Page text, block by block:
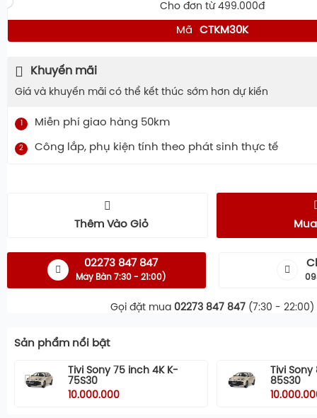
Cho đơn từ 499.000đ
Mã CTKM30K
Khuyến mãi
Giá và khuyến mãi có thể kết thúc sớm hơn dự kiến
1 Miễn phí giao hàng 50km
2 Công lắp, phụ kiện tính theo phát sinh thực tế
Thêm Vào Giỏ
02273 847 847
Máy Bàn 7:30 - 21:00)
Gọi đặt mua 02273 847 847 (7:30 - 22:00)
Sản phẩm nổi bật
Tivi Sony 75 inch 4K K-
75S30
10.000.000
Tivi
85S30